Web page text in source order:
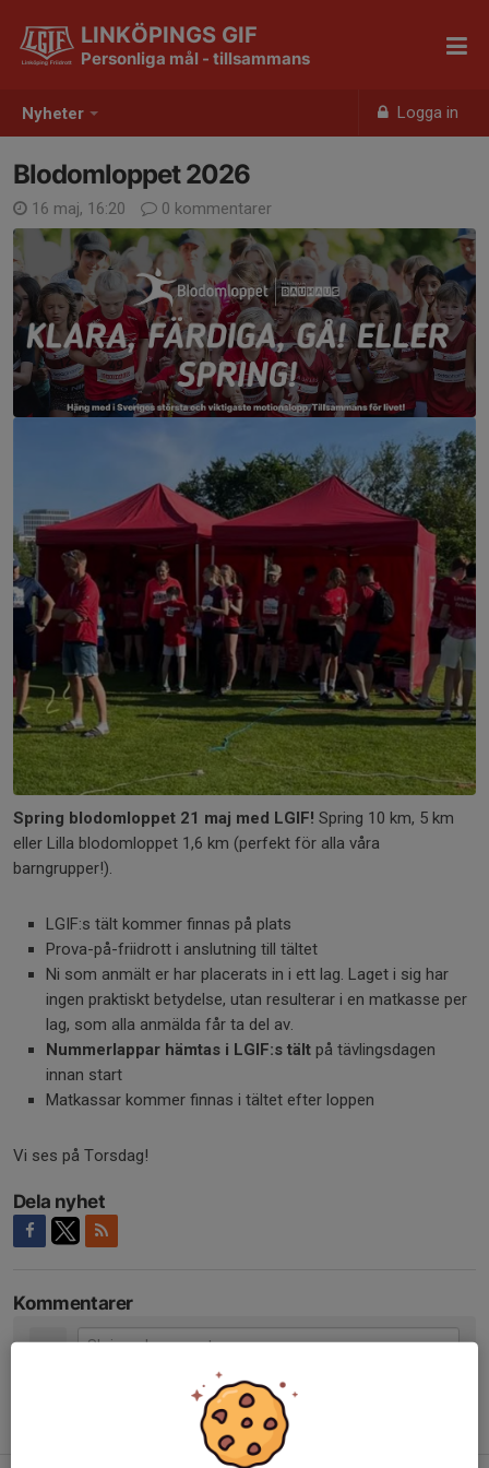
Nyheter Logga in
LINKÖPINGS GIF
Personliga mål - tillsammans
Blodomloppet 2026
16 maj, 16:20 0 kommentarer
Spring blodomloppet 21 maj med LGIF! Spring 10 km, 5 km
eller Lilla blodomloppet 1,6 km (perfekt för alla våra
barngrupper!).
LGIF:s tält kommer finnas på plats
Prova-på-friidrott i anslutning till tältet
Ni som anmält er har placerats in i ett lag. Laget i sig har
ingen praktiskt betydelse, utan resulterar i en matkasse per
lag, som alla anmälda får ta del av.
Nummerlappar hämtas i LGIF:s tält på tävlingsdagen
innan start
Matkassar kommer finnas i tältet efter loppen
Vi ses på Torsdag!
Dela nyhet
Kommentarer